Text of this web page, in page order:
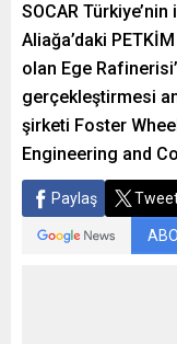
SOCAR
Aliağa’daki
olan Ege
gerçekleştirmesi
şirketi Foster
Engineering and
Paylaş